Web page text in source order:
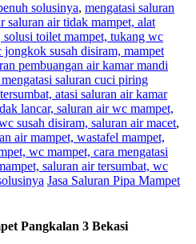
solusinya, mengatasi saluran
saluran air tidak mampet, alat
solusi toilet mampet, tukang wc
jongkok susah disiram, mampet
pembuangan air kamar mandi
saluran cuci piring
atasi saluran air kamar
lancar, saluran air wc mampet,
susah disiram, saluran air macet,
air mampet, wastafel mampet,
wc mampet, cara mengatasi
saluran air tersumbat, wc
Jasa Saluran Pipa Mampet
Pangkalan 3 Bekasi